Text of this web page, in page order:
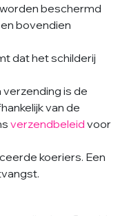
beschermd
bovendien
dat het schilderij
is de
van de
verzendbeleid voor
koeriers. Een